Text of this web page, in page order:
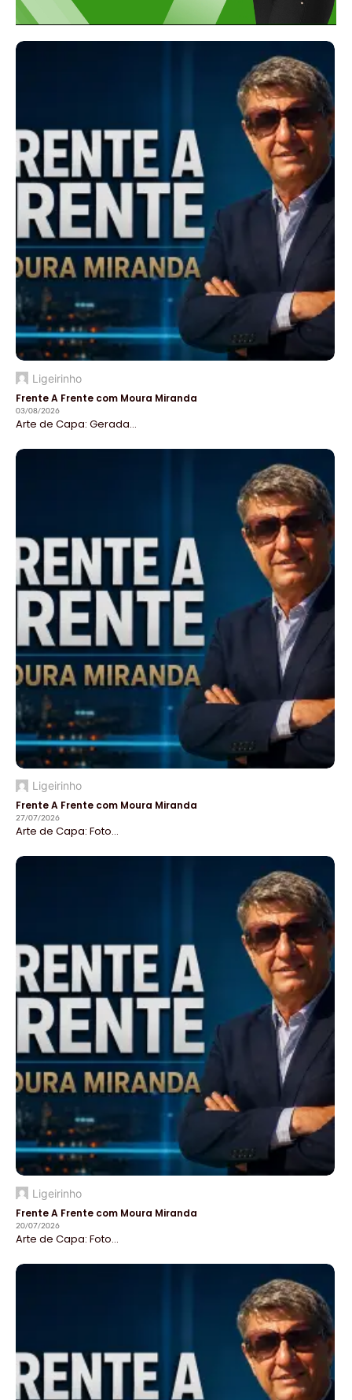
Ligeirinho
Frente A Frente com Moura Miranda
03/08/2026
Arte de Capa: Gerada...
Ligeirinho
Frente A Frente com Moura Miranda
27/07/2026
Arte de Capa: Foto...
Ligeirinho
Frente A Frente com Moura Miranda
20/07/2026
Arte de Capa: Foto...